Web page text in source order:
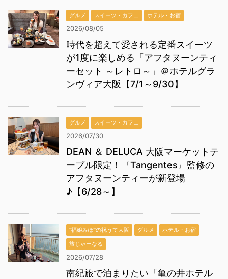
グルメ スイーツ・カフェ ホテル・お宿
2026/08/05
時代を超えて愛される定番スイーツ
が1度に楽しめる「アフタヌーンティ
ーセット ～レトロ～」＠ホテルグラ
ンヴィア大阪【7/1～9/30】
グルメ スイーツ・カフェ
2026/07/30
DEAN ＆ DELUCA 大阪マーケットテ
ーブル限定！『Tangentes』監修の
アフタヌーンティーが新登場
♪【6/28～】
“福娘みぽ”の祝うて大阪 グルメ
ホテル・お宿
旅じゃーなる
2026/07/28
南紀旅で泊まりたい「亀の井ホテル